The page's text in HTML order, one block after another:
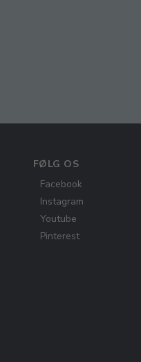
FØLG OS
Facebook
Instagram
Youtube
Pinterest